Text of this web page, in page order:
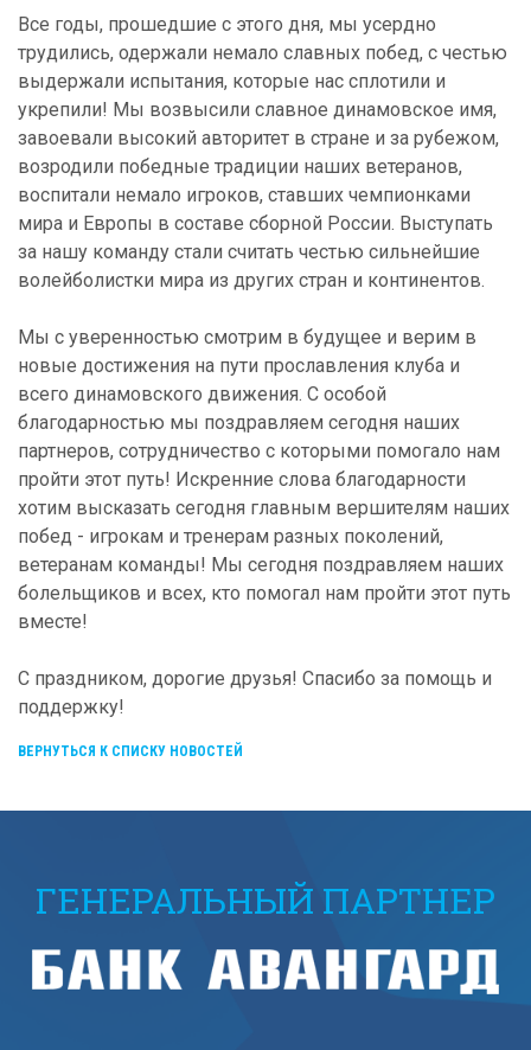
Все годы, прошедшие с этого дня, мы усердно
трудились, одержали немало славных побед, с честью
выдержали испытания, которые нас сплотили и
укрепили! Мы возвысили славное динамовское имя,
завоевали высокий авторитет в стране и за рубежом,
возродили победные традиции наших ветеранов,
воспитали немало игроков, ставших чемпионками
мира и Европы в составе сборной России. Выступать
за нашу команду стали считать честью сильнейшие
волейболистки мира из других стран и континентов.
Мы с уверенностью смотрим в будущее и верим в
новые достижения на пути прославления клуба и
всего динамовского движения. С особой
благодарностью мы поздравляем сегодня наших
партнеров, сотрудничество с которыми помогало нам
пройти этот путь! Искренние слова благодарности
хотим высказать сегодня главным вершителям наших
побед - игрокам и тренерам разных поколений,
ветеранам команды! Мы сегодня поздравляем наших
болельщиков и всех, кто помогал нам пройти этот путь
вместе!
С праздником, дорогие друзья! Спасибо за помощь и
поддержку!
ВЕРНУТЬСЯ К СПИСКУ НОВОСТЕЙ
ГЕНЕРАЛЬНЫЙ ПАРТНЕР